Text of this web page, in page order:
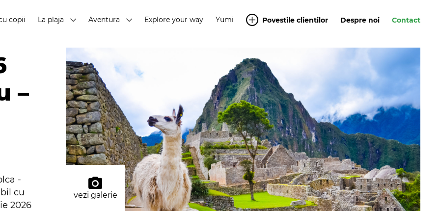
copii La plaja Aventura Explore your way Yumi Povestile clientilor Despre noi Contact
–
-
cu
2026
vezi galerie